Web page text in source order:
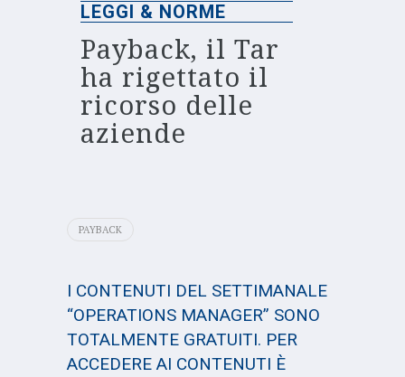
LEGGI & NORME
Payback, il Tar
ha rigettato il
ricorso delle
aziende
PAYBACK
I CONTENUTI DEL SETTIMANALE
“OPERATIONS MANAGER” SONO
TOTALMENTE GRATUITI. PER
ACCEDERE AI CONTENUTI È